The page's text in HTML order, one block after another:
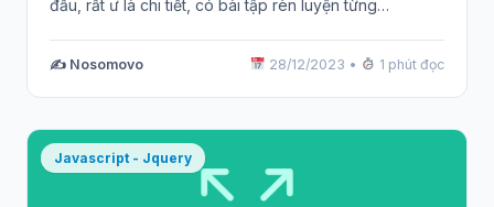
đầu, rất ư là chi tiết, có bài tập rèn luyện từng…
✍️ Nosomovo 28/12/2023 • 1 phút đọc
Javascript - Jquery